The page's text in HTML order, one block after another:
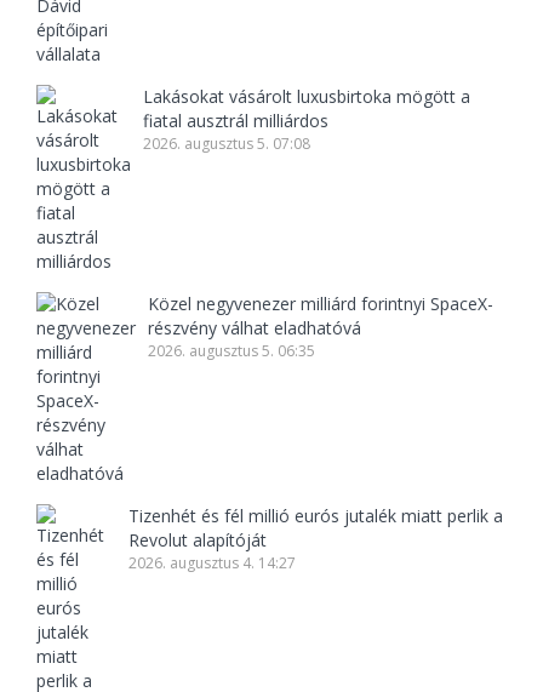
Lakásokat vásárolt luxusbirtoka mögött a
fiatal ausztrál milliárdos
2026. augusztus 5. 07:08
Közel negyvenezer milliárd forintnyi SpaceX-
részvény válhat eladhatóvá
2026. augusztus 5. 06:35
Tizenhét és fél millió eurós jutalék miatt perlik a
Revolut alapítóját
2026. augusztus 4. 14:27